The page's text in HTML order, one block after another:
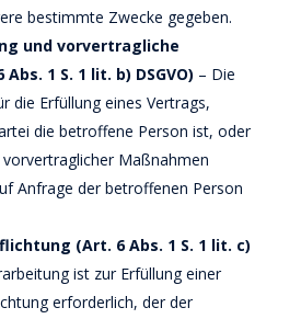
bestimmte Zwecke gegeben.
und vorvertragliche
1 S. 1 lit. b) DSGVO) – Die
die Erfüllung eines Vertrags,
die betroffene Person ist, oder
Maßnahmen
Anfrage der betroffenen Person
(Art. 6 Abs. 1 S. 1 lit. c)
ist zur Erfüllung einer
erforderlich, der der